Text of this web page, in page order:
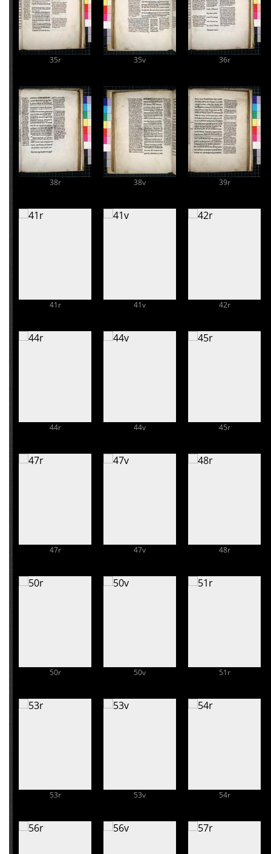
35r 35v 36r
38r 38v 39r
41r 41v 42r
44r 44v 45r
47r 47v 48r
50r 50v 51r
53r 53v 54r